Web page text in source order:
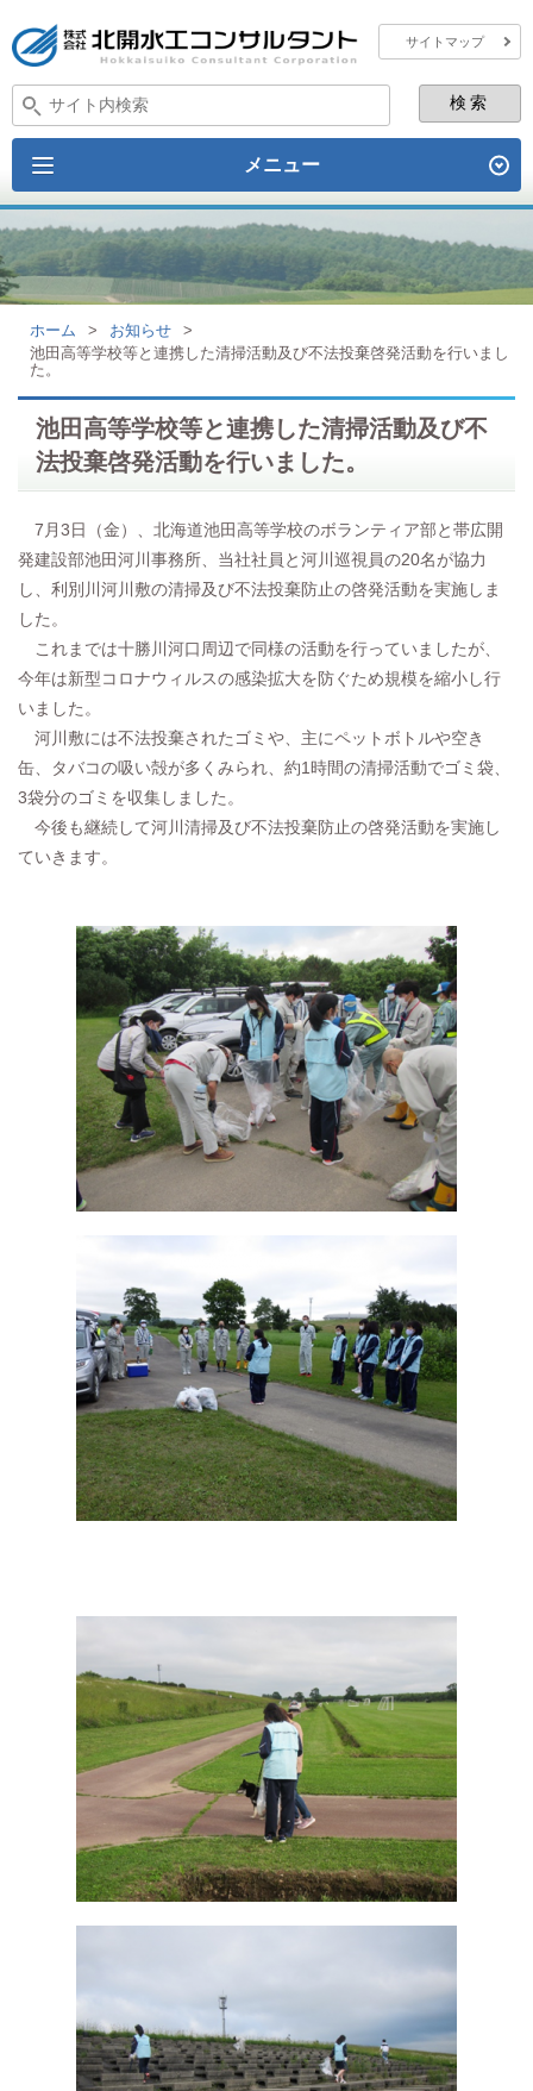
サイトマップ
メニュー
ホーム > お知らせ
>
池田高等学校等と連携した清掃活動及び不法投棄啓発活動を行いまし
た。
池田高等学校等と連携した清掃活動及び不
法投棄啓発活動を行いました。
7月3日（金）、北海道池田高等学校のボランティア部と帯広開
発建設部池田河川事務所、当社社員と河川巡視員の20名が協力
し、利別川河川敷の清掃及び不法投棄防止の啓発活動を実施しま
した。
これまでは十勝川河口周辺で同様の活動を行っていましたが、
今年は新型コロナウィルスの感染拡大を防ぐため規模を縮小し行
いました。
河川敷には不法投棄されたゴミや、主にペットボトルや空き
缶、タバコの吸い殻が多くみられ、約1時間の清掃活動でゴミ袋、
3袋分のゴミを収集しました。
今後も継続して河川清掃及び不法投棄防止の啓発活動を実施し
ていきます。